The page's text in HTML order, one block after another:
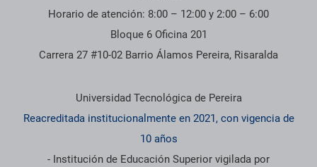
Horario de atención: 8:00 – 12:00 y 2:00 – 6:00
Bloque 6 Oficina 201
Carrera 27 #10-02 Barrio Álamos Pereira, Risaralda
Información institucional
Universidad Tecnológica de Pereira
Reacreditada institucionalmente en 2021, con vigencia de
10 años
- Institución de Educación Superior vigilada por